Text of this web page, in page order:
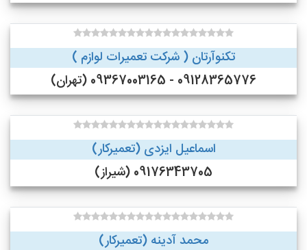
تکنوآرتان ( شرکت تعمیرات لوازم )
09128365776 - 09367003165 (تهران)
اسماعیل ایزدی (تعمیرکار)
09176343705 (شیراز)
محمد آدینه (تعمیرکار)